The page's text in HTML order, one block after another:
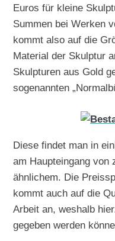
Euros für kleine
Summen bei Werken
kommt also auf die
Material der Skulptur
Skulpturen aus Gold
sogenannten
Diese findet man in
am Haupteingang von
ähnlichem. Die
kommt auch auf die
Arbeit an, weshalb
gegeben werden